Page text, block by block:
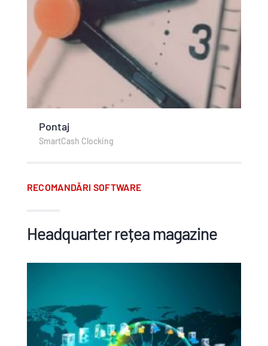
Pontaj
SmartCash Clocking
RECOMANDĂRI SOFTWARE
Headquarter rețea magazine